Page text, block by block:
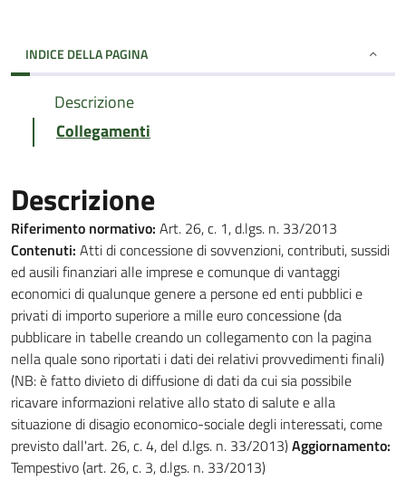
INDICE DELLA PAGINA
Descrizione
Collegamenti
Descrizione
Riferimento normativo: Art. 26, c. 1, d.lgs. n. 33/2013
Contenuti: Atti di concessione di sovvenzioni, contributi, sussidi
ed ausili finanziari alle imprese e comunque di vantaggi
economici di qualunque genere a persone ed enti pubblici e
privati di importo superiore a mille euro concessione (da
pubblicare in tabelle creando un collegamento con la pagina
nella quale sono riportati i dati dei relativi provvedimenti finali)
(NB: è fatto divieto di diffusione di dati da cui sia possibile
ricavare informazioni relative allo stato di salute e alla
situazione di disagio economico-sociale degli interessati, come
previsto dall'art. 26, c. 4, del d.lgs. n. 33/2013)Aggiornamento:
Tempestivo (art. 26, c. 3, d.lgs. n. 33/2013)